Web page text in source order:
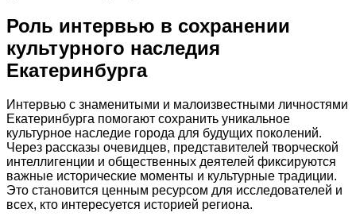
Роль интервью в сохранении
культурного наследия
Екатеринбурга
Интервью с знаменитыми и малоизвестными личностями
Екатеринбурга помогают сохранить уникальное
культурное наследие города для будущих поколений.
Через рассказы очевидцев, представителей творческой
интеллигенции и общественных деятелей фиксируются
важные исторические моменты и культурные традиции.
Это становится ценным ресурсом для исследователей и
всех, кто интересуется историей региона.